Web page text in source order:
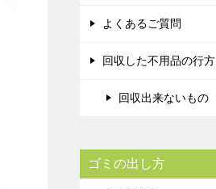
よくあるご質問
回収した不用品の行方
回収出来ないもの
ゴミの出し方